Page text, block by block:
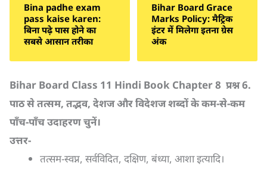
Bina padhe exam
pass kaise karen:
बिना पढ़े पास होने का
सबसे आसान तरीका
Bihar Board Grace
Marks Policy: मैट्रिक
इंटर में मिलेगा इतना ग्रेस
अंक
Bihar Board Class 11 Hindi Book Chapter 8 प्रश्न6.
पाठ से तत्सम, तद्भव, देशज और विदेशज शब्दों के कम-से-कम
पाँच-पाँच उदाहरण चुनें।
उत्तर-
तत्सम-स्वप्न, सर्वविदित, दक्षिण, बंध्या, आशा इत्यादि।